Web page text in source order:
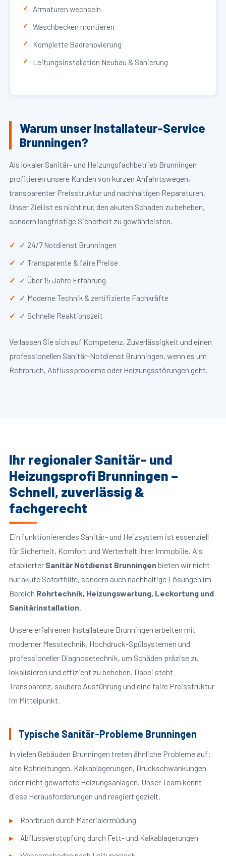
Armaturen wechseln
Waschbecken montieren
Komplette Badrenovierung
Leitungsinstallation Neubau & Sanierung
Warum unser Installateur-Service
Brunningen?
Als lokaler Sanitär- und Heizungsfachbetrieb Brunningen
profitieren unsere Kunden von kurzen Anfahrtswegen,
transparenter Preisstruktur und nachhaltigen Reparaturen.
Unser Ziel ist es nicht nur, den akuten Schaden zu beheben,
sondern langfristige Sicherheit zu gewährleisten.
✓ 24/7 Notdienst Brunningen
✓ Transparente & faire Preise
✓ Über 15 Jahre Erfahrung
✓ Moderne Technik & zertifizierte Fachkräfte
✓ Schnelle Reaktionszeit
Verlassen Sie sich auf Kompetenz, Zuverlässigkeit und einen
professionellen Sanitär-Notdienst Brunningen, wenn es um
Rohrbruch, Abflussprobleme oder Heizungsstörungen geht.
Ihr regionaler Sanitär- und
Heizungsprofi Brunningen –
Schnell, zuverlässig &
fachgerecht
Ein funktionierendes Sanitär- und Heizsystem ist essenziell
für Sicherheit, Komfort und Werterhalt Ihrer Immobilie. Als
etablierter Sanitär Notdienst Brunningenbieten wir nicht
nur akute Soforthilfe, sondern auch nachhaltige Lösungen im
Bereich Rohrtechnik, Heizungswartung, Leckortung und
Sanitärinstallation.
Unsere erfahrenen Installateure Brunningen arbeiten mit
moderner Messtechnik, Hochdruck-Spülsystemen und
professioneller Diagnosetechnik, um Schäden präzise zu
lokalisieren und effizient zu beheben. Dabei steht
Transparenz, saubere Ausführung und eine faire Preisstruktur
im Mittelpunkt.
Typische Sanitär-Probleme Brunningen
In vielen Gebäuden Brunningen treten ähnliche Probleme auf:
alte Rohrleitungen, Kalkablagerungen, Druckschwankungen
oder nicht gewartete Heizungsanlagen. Unser Team kennt
diese Herausforderungen und reagiert gezielt.
Rohrbruch durch Materialermüdung
Abflussverstopfung durch Fett- und Kalkablagerungen